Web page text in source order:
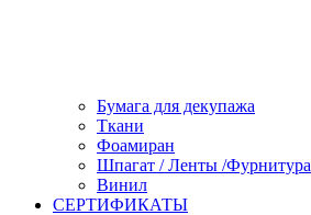
Бумага для декупажа
Ткани
Фоамиран
Шпагат / Ленты /Фурнитура
Винил
СЕРТИФИКАТЫ